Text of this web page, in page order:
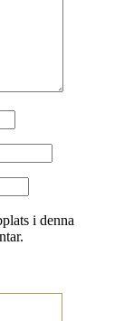
i denna